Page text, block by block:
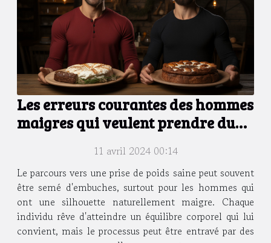
Les erreurs courantes des hommes
maigres qui veulent prendre du
11 avril 2024 00:14
Le parcours vers une prise de poids saine peut souvent
être semé d'embuches, surtout pour les hommes qui
ont une silhouette naturellement maigre. Chaque
individu rêve d'atteindre un équilibre corporel qui lui
convient, mais le processus peut être entravé par des